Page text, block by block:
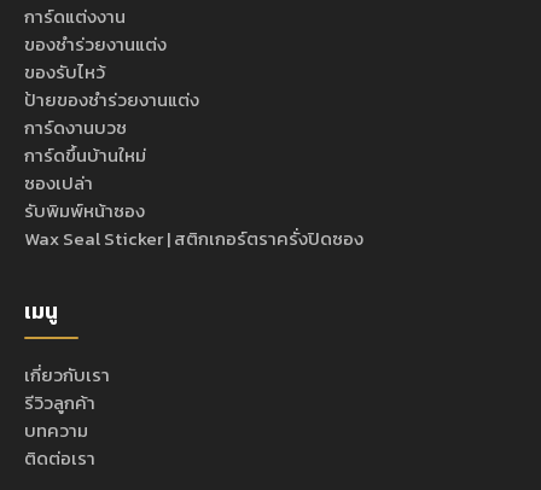
การ์ดแต่งงาน
ของชำร่วยงานแต่ง
ของรับไหว้
ป้ายของชำร่วยงานแต่ง
การ์ดงานบวช
การ์ดขึ้นบ้านใหม่
ซองเปล่า
รับพิมพ์หน้าซอง
Wax Seal Sticker | สติกเกอร์ตราครั่งปิดซอง
เมนู
เกี่ยวกับเรา
รีวิวลูกค้า
บทความ
ติดต่อเรา